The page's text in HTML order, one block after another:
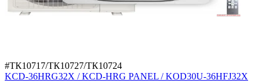
#ТК10717/ТК10727/ТК10724
KCD-36HRG32X / KCD-HRG PANEL / KOD30U-36HFJ32X